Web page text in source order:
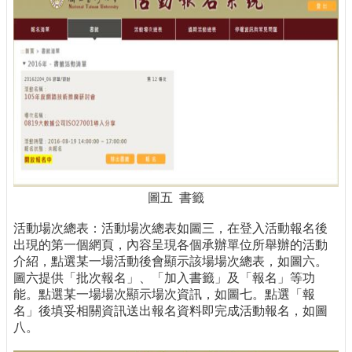
圖五 書籤
活動場次總表：活動場次總表如圖三，在登入活動報名後
出現的第一個網頁，內容呈現各個承辦單位所舉辦的活動
介紹，點選某一場活動後會顯示該場場次總表，如圖六。
圖六提供「批次報名」、「加入書籤」及「報名」等功
能。點選某一場場次顯示場次資訊，如圖七。點選「報
名」後填妥相關資訊送出報名資料即完成活動報名，如圖
八。